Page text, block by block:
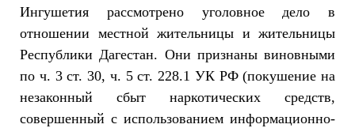
Ингушетия рассмотрено уголовное дело в
отношении местной жительницы и жительницы
Республики Дагестан. Они признаны виновными
по ч. 3 ст. 30, ч. 5 ст. 228.1 УК РФ (покушение на
незаконный сбыт наркотических средств,
совершенный с использованием информационно-